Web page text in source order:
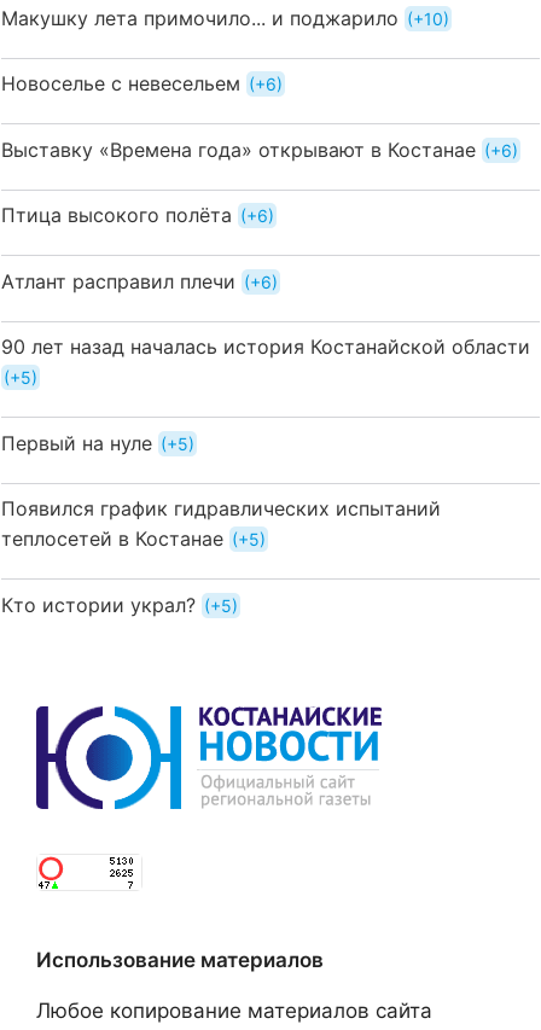
Макушку лета примочило... и поджарило +10
Новоселье с невесельем +6
Выставку «Времена года» открывают в Костанае +6
Птица высокого полёта +6
Атлант расправил плечи +6
90 лет назад началась история Костанайской области
+5
Первый на нуле +5
Появился график гидравлических испытаний
теплосетей в Костанае
+5
Кто истории украл? +5
Использование материалов
Любое копирование материалов сайта